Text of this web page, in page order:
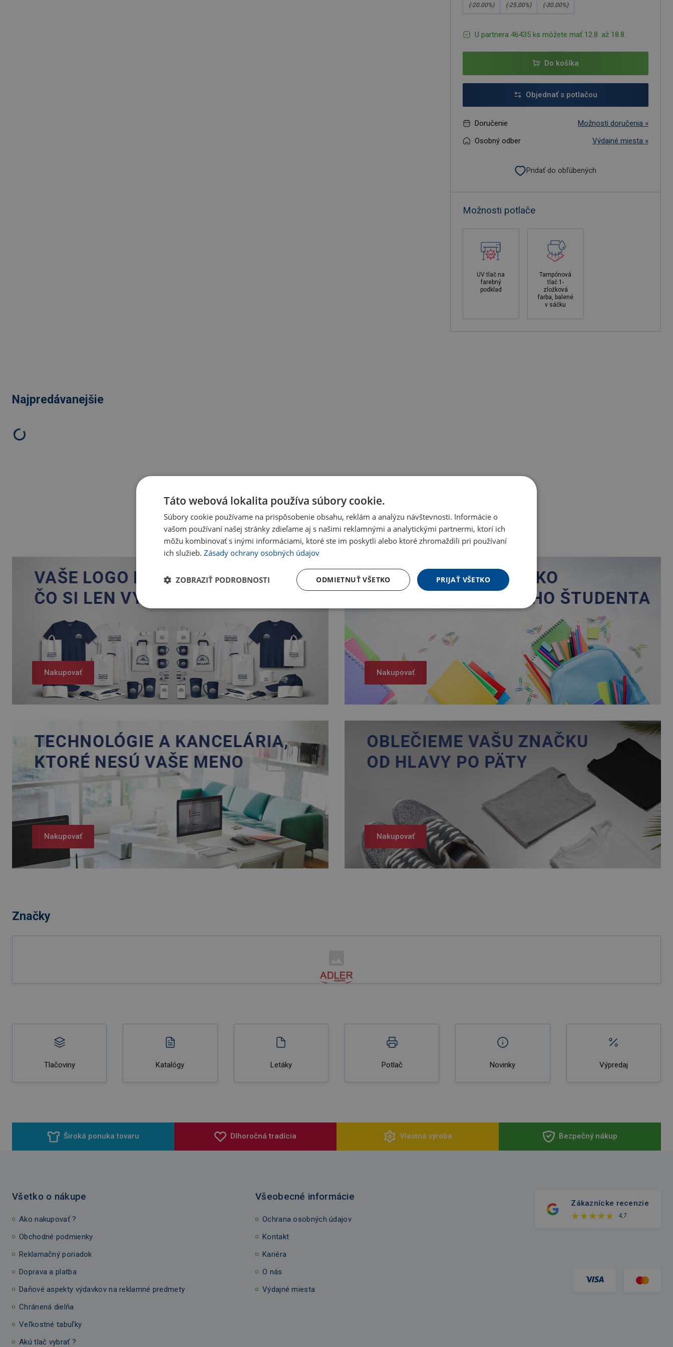
(-20.00%) (-25.00%) (-30.00%)
U partnera 46435 ks môžete mať 12.8. až 18.8.
Do košíka
Objednať s potlačou
Doručenie
Možnosti doručenia »
Osobný odber
Výdajné miesta »
Pridať do obľúbených
Možnosti potlače
UV tlač na
farebný
podklad
Tampónová
tlač 1-
zložková
farba, balené
v sáčku
Najpredávanejšie
Nakupovať Nakupovať
Nakupovať Nakupovať
Značky
Tlačoviny Katalógy Letáky Potlač Novinky Výpredaj
Široká ponuka tovaru Dlhoročná tradícia Vlastná výroba Bezpečný nákup
Všetko o nákupe
Ako nakupovať ?
Obchodné podmienky
Reklamačný poriadok
Doprava a platba
Daňové aspekty výdavkov na reklamné predmety
Chránená dielňa
Veľkostné tabuľky
Akú tlač vybrať ?
Všeobecné informácie
Ochrana osobných údajov
Kontakt
Kariéra
O nás
Výdajné miesta
Zákaznícke recenzie
4,7
Táto webová lokalita používa súbory cookie.
Súbory cookie používame na prispôsobenie obsahu, reklám a analýzu návštevnosti. Informácie o
vašom používaní našej stránky zdieľame aj s našimi reklamnými a analytickými partnermi, ktorí ich
môžu kombinovať s inými informáciami, ktoré ste im poskytli alebo ktoré zhromaždili pri používaní
ich služieb. Zásady ochrany osobných údajov
PRIJAŤ VŠETKO
ODMIETNUŤ VŠETKO
ZOBRAZIŤ PODROBNOSTI